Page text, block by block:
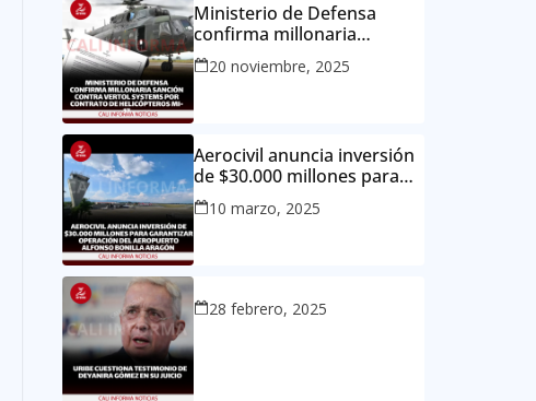
Ministerio de Defensa
confirma millonaria
sanción contra Vertol
Systems por contrato de
20 noviembre, 2025
Aerocivil anuncia inversión
de $30.000 millones para
garantizar operación del
aeropuerto Alfonso Bonilla
10 marzo, 2025
28 febrero, 2025